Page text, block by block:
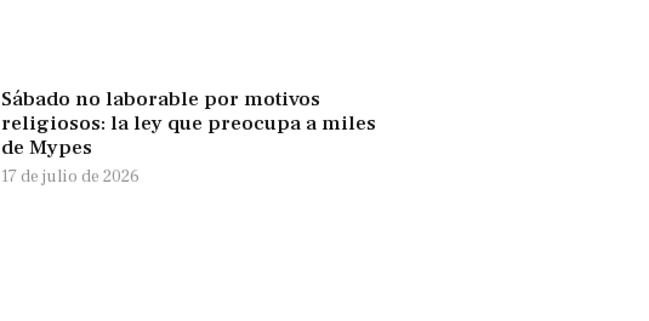
Sábado no laborable por motivos
religiosos: la ley que preocupa a miles
de Mypes
17 de julio de 2026